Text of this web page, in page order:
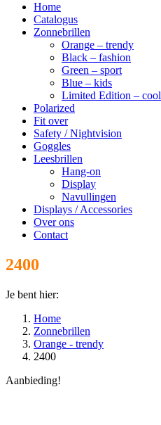
Home
Catalogus
Zonnebrillen
Orange – trendy
Black – fashion
Green – sport
Blue – kids
Limited Edition – cool
Polarized
Fit over
Safety / Nightvision
Goggles
Leesbrillen
Hang-on
Display
Navullingen
Displays / Accessories
Over ons
Contact
2400
Je bent hier:
Home
Zonnebrillen
Orange - trendy
2400
Aanbieding!